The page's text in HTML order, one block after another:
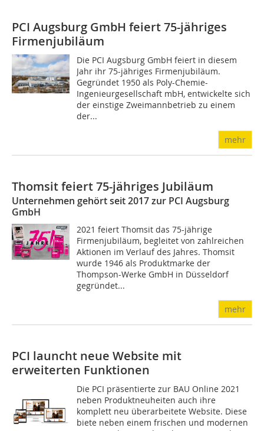
PCI Augsburg GmbH feiert 75-jähriges
Firmenjubiläum
Die PCI Augsburg GmbH feiert in diesem
Jahr ihr 75-jähriges Firmenjubiläum.
Gegründet 1950 als Poly-Chemie-
Ingenieurgesellschaft mbH, ent­wickelte sich
der einstige Zweimannbetrieb zu einem
der...
mehr
Thomsit feiert 75-jähriges Jubiläum
Unternehmen gehört seit 2017 zur PCI Augsburg
GmbH
2021 feiert Thomsit das 75-jährige
Firmenjubi­läum, begleitet von zahlreichen
Aktionen im Verlauf des Jahres. Thomsit
wurde 1946 als Produktmarke der
Thompson-Werke GmbH in Düsseldorf
gegründet...
mehr
PCI launcht neue Website mit
erweiterten Funktionen
Die PCI präsentierte zur BAU Online 2021
neben Produktneuheiten auch ihre
komplett neu überarbeitete Website. Diese
biete neben einem frischen und modernen